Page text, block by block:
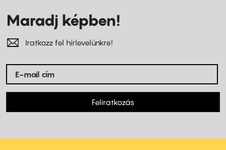
Maradj képben!
Iratkozz fel hírlevelünkre!
Feliratkozás